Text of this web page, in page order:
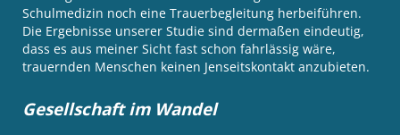
Schulmedizin noch eine Trauerbegleitung herbeiführen.
Die Ergebnisse unserer Studie sind dermaßen eindeutig,
dass es aus meiner Sicht fast schon fahrlässig wäre,
trauernden Menschen keinen Jenseitskontakt anzubieten.
Gesellschaft im Wandel